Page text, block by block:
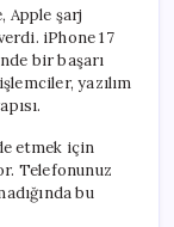
Apple şarj
iPhone 17
bir başarı
yazılım
etmek için
Telefonunuz
bu